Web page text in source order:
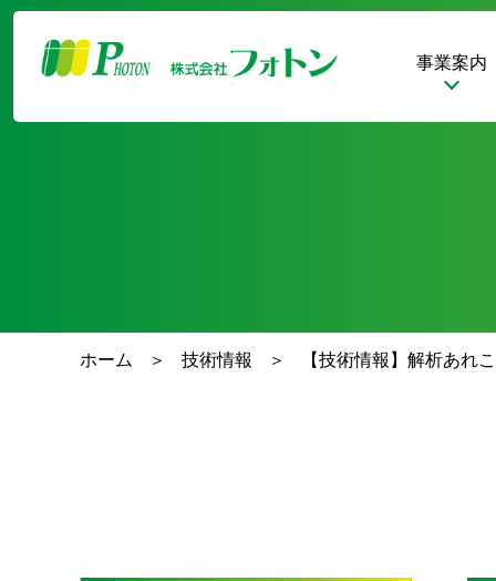
事業案内
ホーム 技術情報 【技術情報】解析あれ